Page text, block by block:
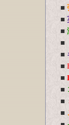
■
■
■
■
■
■
■
■
■
■